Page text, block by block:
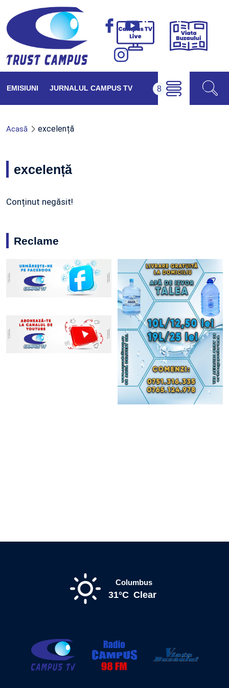
Campus
Viața
EMISIUNI JURNALUL CAMPUS TV
Acasă excelență
excelență
Conținut negăsit!
Reclame
Columbus
31°C Clear